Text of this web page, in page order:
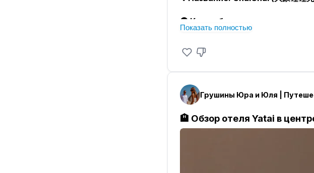
🚇 Как добраться: с
танция
Guangdian), линия 3 (зелёная
Кафе находится на 4 этаже.
💰Цена:
79,9 юаня за
купить за 69 юаней. Напитки
отдельно – 3 юаня за вынос.
Показать полностью
🏨 Обзор отеля Yatai в